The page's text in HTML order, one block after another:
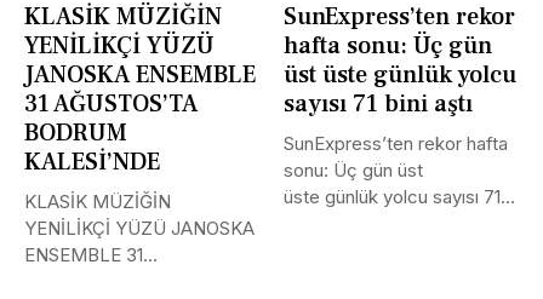
KLASİK MÜZİĞİN
YENİLİKÇİ YÜZÜ
JANOSKA ENSEMBLE
31 AĞUSTOS’TA
BODRUM
KALESİ’NDE
KLASİK MÜZİĞİN
YENİLİKÇİ YÜZÜ JANOSKA
ENSEMBLE 31
SunExpress’ten rekor
hafta sonu: Üç gün
üst üste günlük yolcu
sayısı 71 bini aştı
SunExpress’ten rekor hafta
sonu: Üç gün üst
üste günlük yolcu sayısı 71